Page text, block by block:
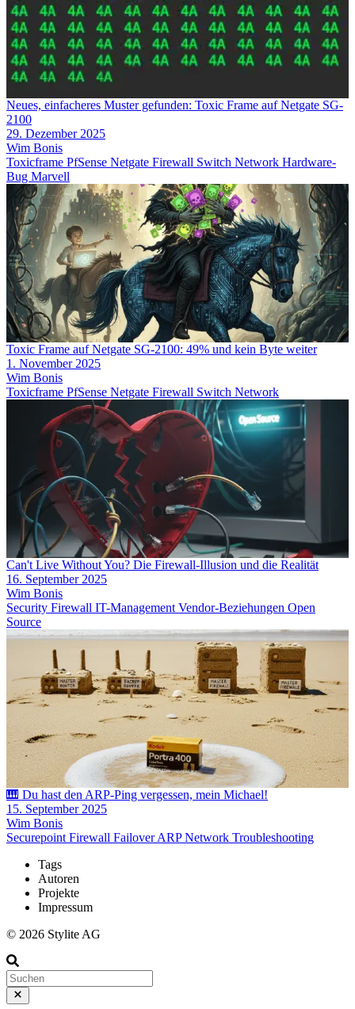
Neues, einfacheres Muster gefunden: Toxic Frame auf Netgate SG-
2100
29. Dezember 2025
Wim Bonis
Toxicframe PfSense Netgate Firewall Switch Network Hardware-
Bug Marvell
Toxic Frame auf Netgate SG-2100: 49% und kein Byte weiter
1. November 2025
Wim Bonis
Toxicframe PfSense Netgate Firewall Switch Network
Can't Live Without You? Die Firewall-Illusion und die Realität
16. September 2025
Wim Bonis
Security Firewall IT-Management Vendor-Beziehungen Open
Source
🎹 Du hast den ARP-Ping vergessen, mein Michael!
15. September 2025
Wim Bonis
Securepoint Firewall FailoverARPNetwork Troubleshooting
Tags
Autoren
Projekte
Impressum
© 2026 Stylite AG